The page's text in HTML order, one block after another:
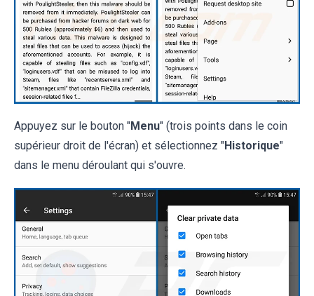
Appuyez sur le bouton "Menu" (trois points dans le coin
supérieur droit de l'écran) et sélectionnez "Historique"
dans le menu déroulant qui s'ouvre.